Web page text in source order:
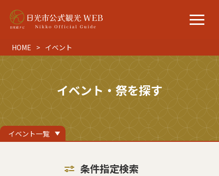
HOME イベント
イベント・祭を探す
イベント一覧
条件指定検索